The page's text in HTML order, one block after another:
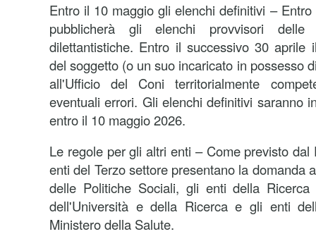
Entro il 10 maggio gli elenchi definitivi –
pubblicherà gli elenchi provvisori delle
dilettantistiche. Entro il successivo 30 aprile
del soggetto (o un suo incaricato in possesso
all'Ufficio del Coni territorialmente
eventuali errori. Gli elenchi definitivi saranno
entro il 10 maggio 2026.
Le regole per gli altri enti – Come previsto dal
enti del Terzo settore presentano la domanda
delle Politiche Sociali, gli enti della Ricerca
dell'Università e della Ricerca e gli enti
Ministero della Salute.